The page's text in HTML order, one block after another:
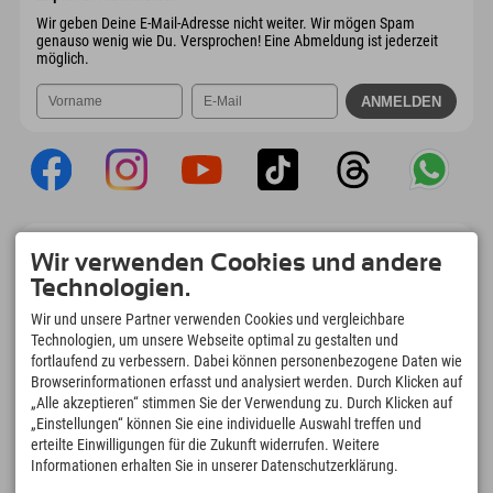
Wir geben Deine E-Mail-Adresse nicht weiter. Wir mögen Spam
genauso wenig wie Du. Versprochen! Eine Abmeldung ist jederzeit
möglich.
Upload Deiner #ExplorerMoments, Mein
Explorer To Go mit Buchungsübersicht,
downloaden!
Zeit für Explorer Moments
166
Bergseen und Erlebnisbäder
4.634km
Pisten zum Skifahren und
Snowboarden
Wir verwenden Cookies und andere
Technologien.
Wir und unsere Partner verwenden Cookies und vergleichbare
Technologien, um unsere Webseite optimal zu gestalten und
fortlaufend zu verbessern. Dabei können personenbezogene Daten wie
Browserinformationen erfasst und analysiert werden. Durch Klicken auf
„Alle akzeptieren“ stimmen Sie der Verwendung zu. Durch Klicken auf
„Einstellungen“ können Sie eine individuelle Auswahl treffen und
erteilte Einwilligungen für die Zukunft widerrufen. Weitere
Informationen erhalten Sie in unserer Datenschutzerklärung.